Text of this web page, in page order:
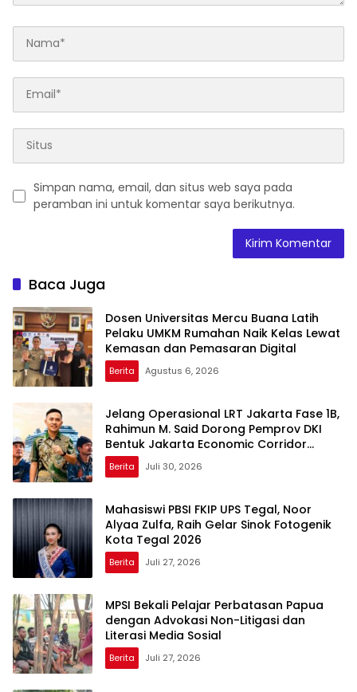
Simpan nama, email, dan situs web saya pada
peramban ini untuk komentar saya berikutnya.
Baca Juga
Dosen Universitas Mercu Buana Latih
Pelaku UMKM Rumahan Naik Kelas Lewat
Kemasan dan Pemasaran Digital
Berita Agustus 6, 2026
Jelang Operasional LRT Jakarta Fase 1B,
Rahimun M. Said Dorong Pemprov DKI
Bentuk Jakarta Economic Corridor
Initiative
Berita Juli 30, 2026
Mahasiswi PBSI FKIP UPS Tegal, Noor
Alyaa Zulfa, Raih Gelar Sinok Fotogenik
Kota Tegal 2026
Berita Juli 27, 2026
MPSI Bekali Pelajar Perbatasan Papua
dengan Advokasi Non-Litigasi dan
Literasi Media Sosial
Berita Juli 27, 2026